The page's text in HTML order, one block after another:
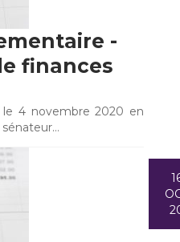
-
finances
4 novembre 2020 en